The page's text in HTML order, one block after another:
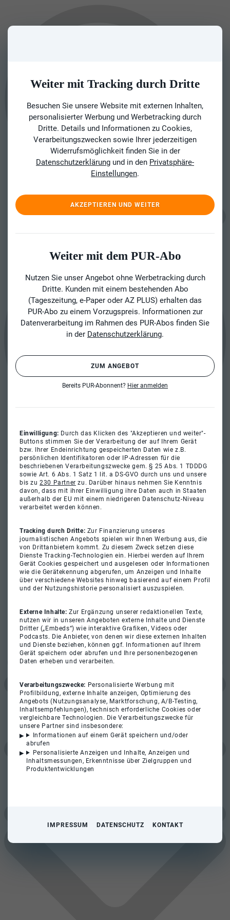
Weiter mit Tracking durch Dritte
Besuchen Sie unsere Website mit externen Inhalten,
personalisierter Werbung und Werbetracking durch
Dritte. Details und Informationen zu Cookies,
Verarbeitungszwecken sowie Ihrer jederzeitigen
Widerrufsmöglichkeit finden Sie in der
Datenschutzerklärung und in den Privatsphäre-
Einstellungen.
AKZEPTIEREN UND WEITER
Weiter mit dem PUR-Abo
Nutzen Sie unser Angebot ohne Werbetracking durch
Dritte. Kunden mit einem bestehenden Abo
(Tageszeitung, e-Paper oder AZ PLUS) erhalten das
PUR-Abo zu einem Vorzugspreis. Informationen zur
Datenverarbeitung im Rahmen des PUR-Abos finden Sie
in der Datenschutzerklärung.
ZUM ANGEBOT
Bereits PUR-Abonnent? Hier anmelden
Einwilligung: Durch das Klicken des "Akzeptieren und weiter"-
Buttons stimmen Sie der Verarbeitung der auf Ihrem Gerät
bzw. Ihrer Endeinrichtung gespeicherten Daten wie z.B.
persönlichen Identifikatoren oder IP-Adressen für die
beschriebenen Verarbeitungszwecke gem. § 25 Abs. 1 TDDDG
sowie Art. 6 Abs. 1 Satz 1 lit. a DS-GVO durch uns und unsere
bis zu230 Partner zu. Darüber hinaus nehmen Sie Kenntnis
davon, dass mit ihrer Einwilligung ihre Daten auch in Staaten
außerhalb der EU mit einem niedrigeren Datenschutz-Niveau
verarbeitet werden können.
Tracking durch Dritte: Zur Finanzierung unseres
journalistischen Angebots spielen wir Ihnen Werbung aus, die
von Drittanbietern kommt. Zu diesem Zweck setzen diese
Dienste Tracking-Technologien ein. Hierbei werden auf Ihrem
Gerät Cookies gespeichert und ausgelesen oder Informationen
wie die Gerätekennung abgerufen, um Anzeigen und Inhalte
über verschiedene Websites hinweg basierend auf einem Profil
und der Nutzungshistorie personalisiert auszuspielen.
Externe Inhalte:Zur Ergänzung unserer redaktionellen Texte,
nutzen wir in unseren Angeboten externe Inhalte und Dienste
Dritter („Embeds“) wie interaktive Grafiken, Videos oder
Podcasts. Die Anbieter, von denen wir diese externen Inhalten
und Dienste beziehen, können ggf. Informationen auf Ihrem
Gerät speichern oder abrufen und Ihre personenbezogenen
Daten erheben und verarbeiten.
Verarbeitungszwecke: Personalisierte Werbung mit
Profilbildung, externe Inhalte anzeigen, Optimierung des
Angebots (Nutzungsanalyse, Marktforschung, A/B-Testing,
Inhaltsempfehlungen), technisch erforderliche Cookies oder
vergleichbare Technologien. Die Verarbeitungszwecke für
unsere Partner sind insbesondere:
Informationen auf einem Gerät speichern und/oder
abrufen
Personalisierte Anzeigen und Inhalte, Anzeigen und
Inhaltsmessungen, Erkenntnisse über Zielgruppen und
Produktentwicklungen
IMPRESSUM DATENSCHUTZ KONTAKT